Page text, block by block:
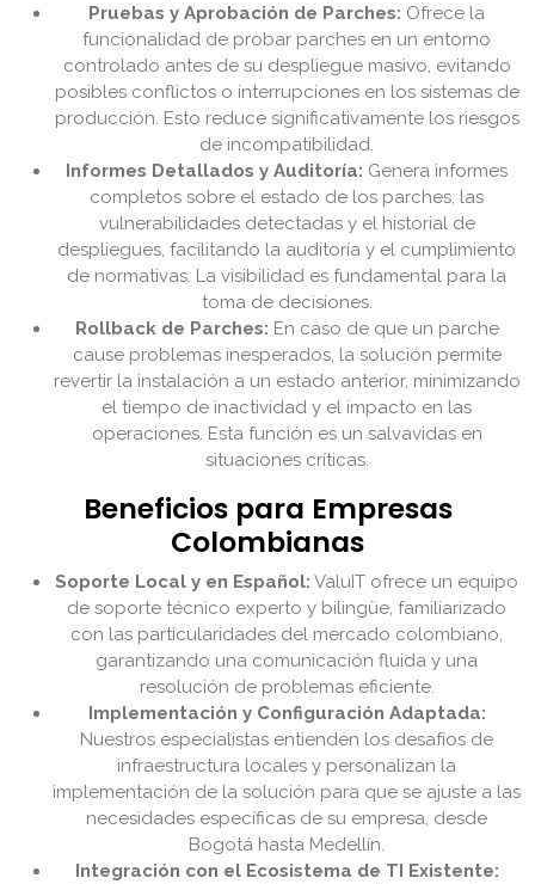
Pruebas y Aprobación de Parches: Ofrece la
funcionalidad de probar parches en un entorno
controlado antes de su despliegue masivo, evitando
posibles conflictos o interrupciones en los sistemas de
producción. Esto reduce significativamente los riesgos
de incompatibilidad.
Informes Detallados y Auditoría: Genera informes
completos sobre el estado de los parches, las
vulnerabilidades detectadas y el historial de
despliegues, facilitando la auditoría y el cumplimiento
de normativas. La visibilidad es fundamental para la
toma de decisiones.
Rollback de Parches: En caso de que un parche
cause problemas inesperados, la solución permite
revertir la instalación a un estado anterior, minimizando
el tiempo de inactividad y el impacto en las
operaciones. Esta función es un salvavidas en
situaciones críticas.
Beneficios para Empresas
Colombianas
Soporte Local y en Español: ValuIT ofrece un equipo
de soporte técnico experto y bilingüe, familiarizado
con las particularidades del mercado colombiano,
garantizando una comunicación fluida y una
resolución de problemas eficiente.
Implementación y Configuración Adaptada:
Nuestros especialistas entienden los desafíos de
infraestructura locales y personalizan la
implementación de la solución para que se ajuste a las
necesidades específicas de su empresa, desde
Bogotá hasta Medellín.
Integración con el Ecosistema de TI Existente: